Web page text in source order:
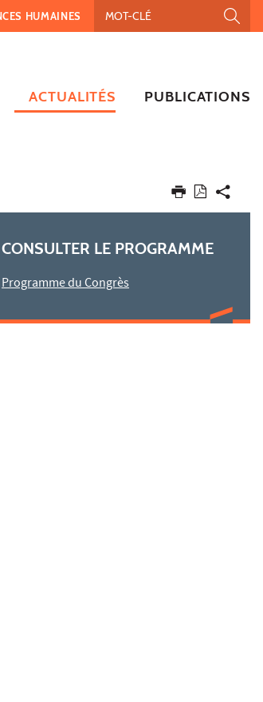
HUMAINES
ACTUALITÉS PUBLICATIONS
CONSULTER LE PROGRAMME
Programme du Congrès